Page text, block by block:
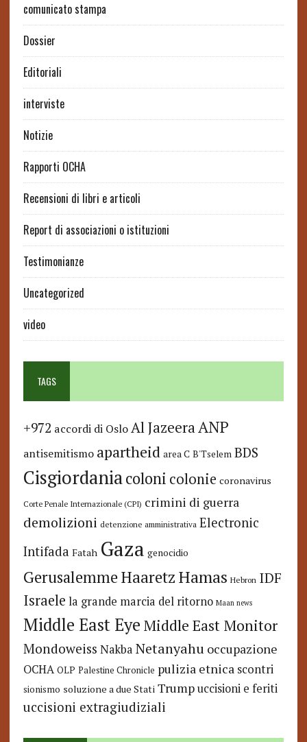
comunicato stampa
Dossier
Editoriali
interviste
Notizie
Rapporti OCHA
Recensioni di libri e articoli
Report di associazioni o istituzioni
Testimonianze
Uncategorized
video
TAGS
+972 accordi di Oslo Al JazeeraANP
antisemitismo apartheid area C B'Tselem BDS
Cisgiordaniacoloni colonie coronavirus
Corte Penale Internazionale (CPI) crimini di guerra
demolizioni detenzione amministrativa Electronic
Intifada Fatah Gaza genocidio
GerusalemmeHaaretzHamas Hebron IDF
Israele la grande marcia del ritorno Maan news
Middle East Eye Middle East Monitor
Mondoweiss Nakba Netanyahu occupazione
OCHA OLP Palestine Chronicle pulizia etnica scontri
sionismo soluzione a due Stati Trump uccisioni e feriti
uccisioni extragiudiziali